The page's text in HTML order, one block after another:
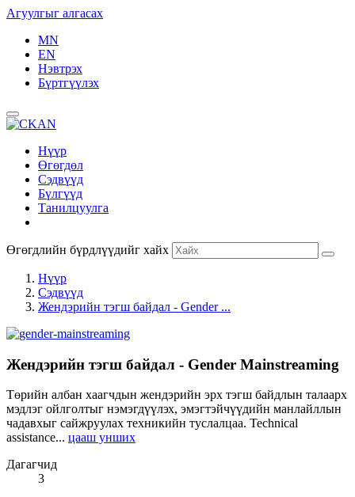
Агуулгыг алгасах
MN
EN
Нэвтрэх
Бүртгүүлэх
Нүүр
Өгөгдөл
Сэдвүүд
Бүлгүүд
Танилцуулга
Өгөгдлийн бүрдлүүдийг хайх
Нүүр
Сэдвүүд
Жендэрийн тэгш байдал - Gender ...
Жендэрийн тэгш байдал - Gender Mainstreaming
Төрийн албан хаагчдын жендэрийн эрх тэгш байдлын талаарх
мэдлэг ойлголтыг нэмэгдүүлэх, эмэгтэйчүүдийн манлайллын
чадавхыг сайжруулах техникийн туслалцаа. Technical
assistance... цааш унших
Дагагчид
3